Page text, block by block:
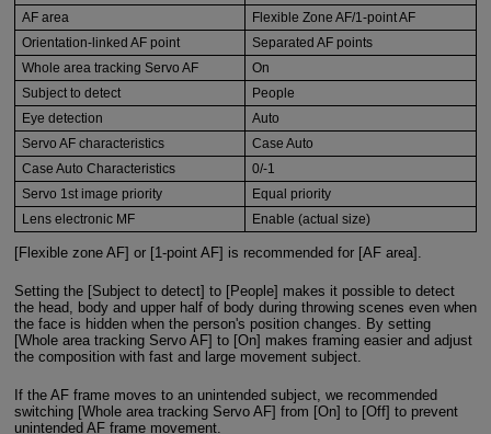
AF area
Flexible Zone AF/1-point AF
Orientation-linked AF point
Separated AF points
Whole area tracking Servo AF
On
Subject to detect
People
Eye detection
Auto
Servo AF characteristics
Case Auto
Case Auto Characteristics
0/-1
Servo 1st image priority
Equal priority
Lens electronic MF
Enable (actual size)
[Flexible zone AF] or [1-point AF] is recommended for [AF area].
Setting the [Subject to detect] to [People] makes it possible to detect
the head, body and upper half of body during throwing scenes even when
the face is hidden when the person's position changes. By setting
[Whole area tracking Servo AF] to [On] makes framing easier and adjust
the composition with fast and large movement subject.
If the AF frame moves to an unintended subject, we recommended
switching [Whole area tracking Servo AF] from [On] to [Off] to prevent
unintended AF frame movement.